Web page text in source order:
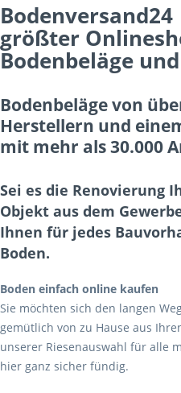
größter
Bodenbeläge
Bodenbeläge von
Herstellern und
mit mehr als 30.000
Sei es die Renovierung
Objekt aus dem
Ihnen für jedes
Boden.
Boden einfach online kaufen
Sie möchten sich den langen
gemütlich von zu Hause aus
unserer Riesenauswahl für alle
hier ganz sicher fündig.